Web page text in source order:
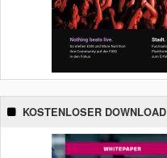
KOSTENLOSER DOWNLOAD